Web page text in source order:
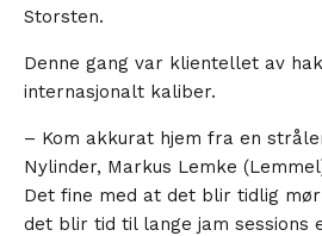
Storsten.
Denne gang var klientellet av
internasjonalt kaliber.
– Kom akkurat hjem fra en
Nylinder, Markus Lemke
Det fine med at det blir tidlig
det blir tid til lange jam sessions